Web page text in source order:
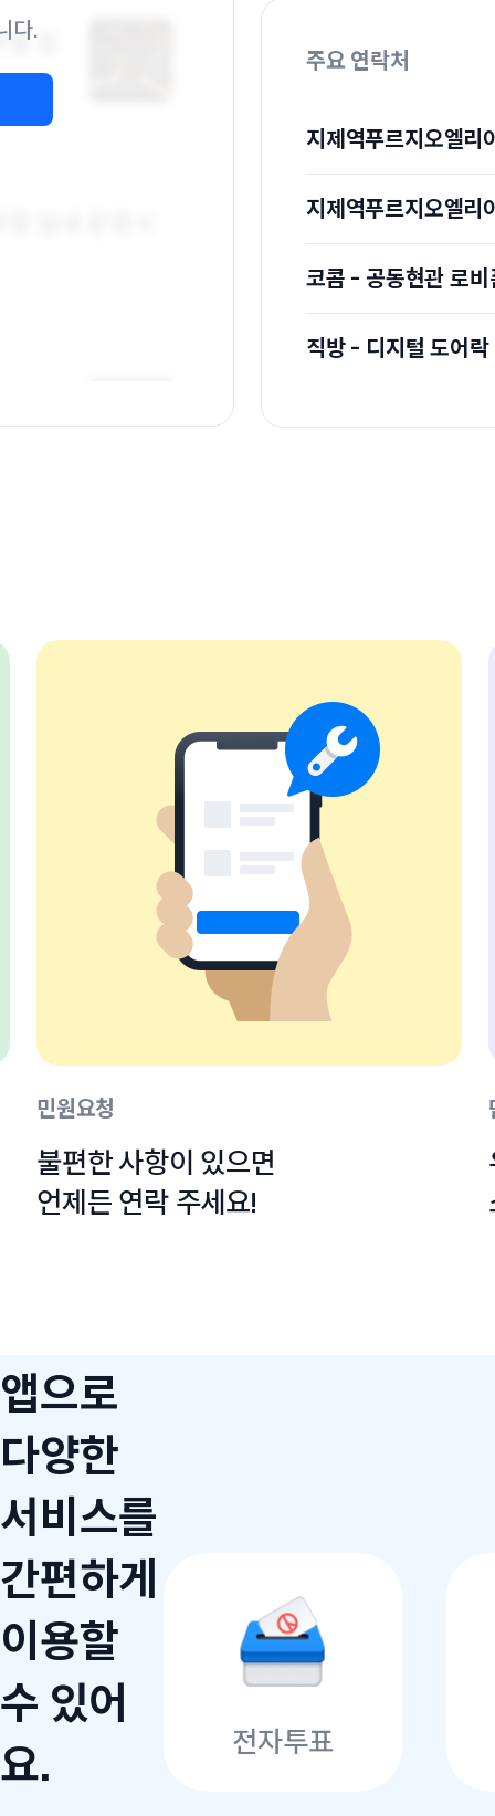
다.
주요 연락처
지제역푸르지오엘리
지제역푸르지오엘리
코콤 - 공동현관 로
직방 - 디지털 도어락
민원요청
불편한 사항이 있으면
언제든 연락 주세요!
앱으로
다양한
서비스를
간편하게
이용할
수 있어
요.
전자투표